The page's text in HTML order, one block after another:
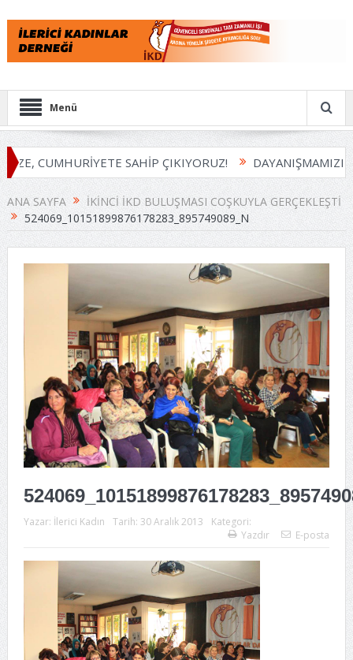
Menü
CUMHURİYETE SAHİP ÇIKIYORUZ! DAYANIŞMAMIZI
ANA SAYFA
İKINCI İKD BULUŞMASI COŞKUYLA GERÇEKLEŞTI
524069_10151899876178283_895749089_N
Yazar: İlerici Kadın Tarih: 30 Aralık 2013
Kategori:
Yazdır
E-posta